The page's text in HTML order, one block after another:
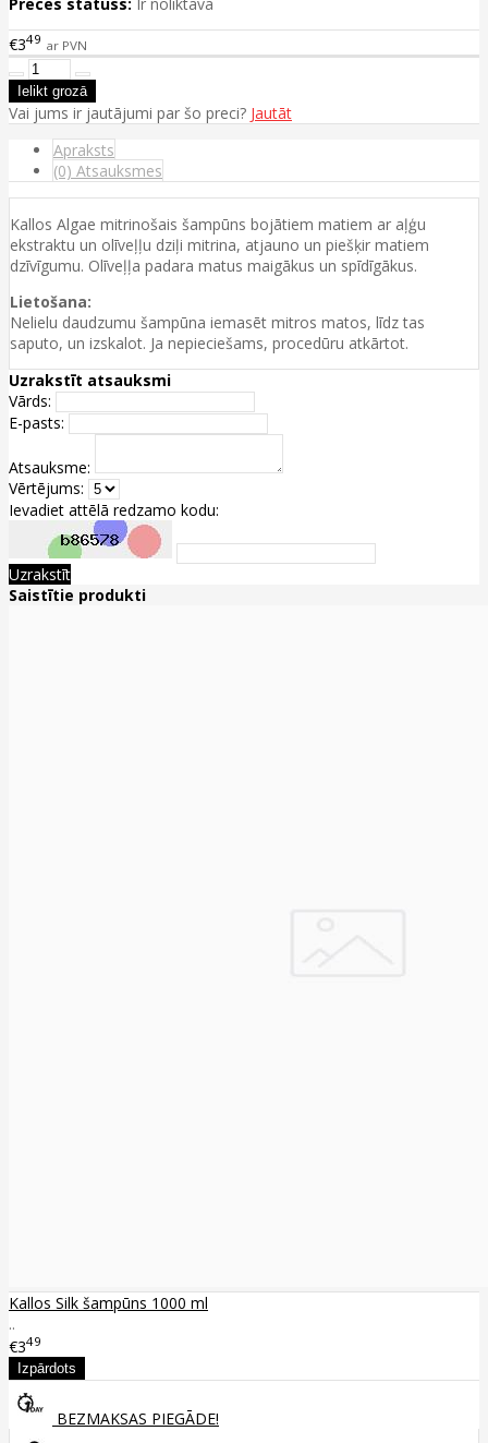
€349 ar PVN
Vai jums ir jautājumi par šo preci? Jautāt
Apraksts
(0) Atsauksmes
Kallos Algae mitrinošais šampūns bojātiem matiem ar aļģu
ekstraktu un olīveļļu dziļi mitrina, atjauno un piešķir matiem
dzīvīgumu. Olīveļļa padara matus maigākus un spīdīgākus.
Lietošana:
Nelielu daudzumu šampūna iemasēt mitros matos, līdz tas
saputo, un izskalot. Ja nepieciešams, procedūru atkārtot.
Uzrakstīt atsauksmi
Vārds:
E-pasts:
Atsauksme:
Vērtējums:
Ievadiet attēlā redzamo kodu:
Uzrakstīt
Saistītie produkti
Kallos Silk šampūns 1000 ml
..
€349
BEZMAKSAS PIEGĀDE!